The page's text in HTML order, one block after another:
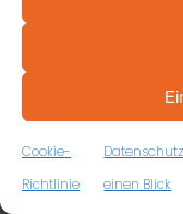
Cookie-
Richtlinie
einen Blick
ZUM